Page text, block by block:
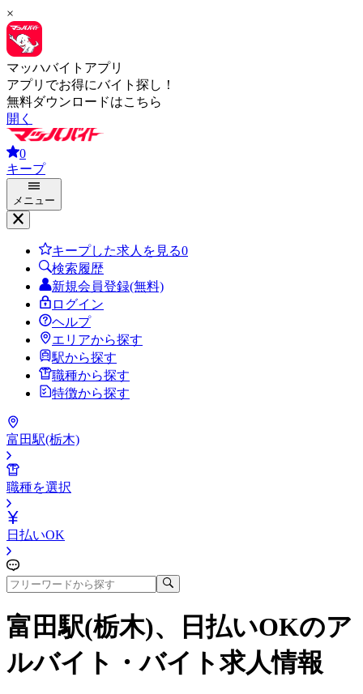
×
マッハバイトアプリ
アプリでお得にバイト探し！
無料ダウンロードはこちら
開く
0
キープ
メニュー
キープした求人を見る0
検索履歴
新規会員登録(無料)
ログイン
ヘルプ
エリアから探す
駅から探す
職種から探す
特徴から探す
富田駅(栃木)
職種を選択
日払いOK
富田駅(栃木)、日払いOKのア
ルバイト・バイト求人情報